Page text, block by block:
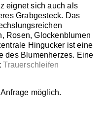
eignet sich auch als
Grabgesteck. Das
Rosen, Glockenblumen
Hingucker ist eine
des Blumenherzes. Eine
Trauerschleifen
möglich.